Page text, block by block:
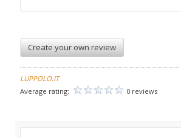
Create your own review
LUPPOLO.IT
Average rating:
0 reviews